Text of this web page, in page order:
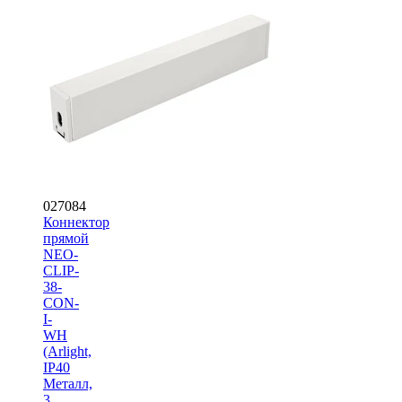
027084
Коннектор
прямой
NEO-
CLIP-
38-
CON-
I-
WH
(Arlight,
IP40
Металл,